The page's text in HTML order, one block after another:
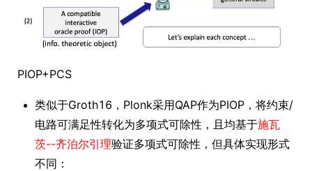
PIOP+PCS
类似于Groth16，Plonk采用QAP作为PIOP，将约束/
电路可满足性转化为多项式可除性，且均基于施瓦
茨--齐泊尔引理验证多项式可除性，但具体实现形式
不同：